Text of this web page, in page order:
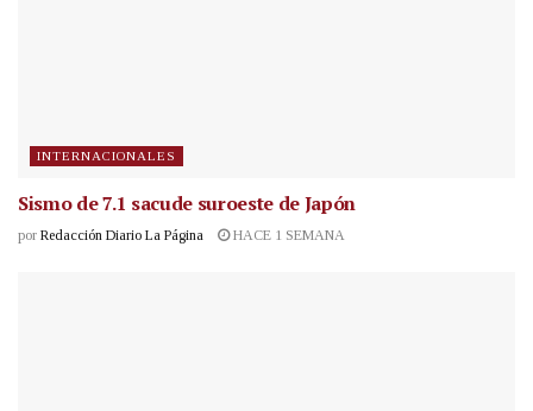
INTERNACIONALES
Sismo de 7.1 sacude suroeste de Japón
por Redacción Diario La Página HACE 1 SEMANA